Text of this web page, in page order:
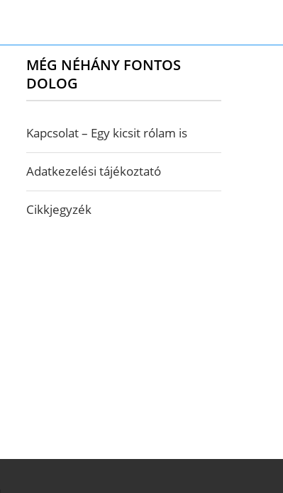
MÉG NÉHÁNY FONTOS
DOLOG
Kapcsolat – Egy kicsit rólam is
Adatkezelési tájékoztató
Cikkjegyzék